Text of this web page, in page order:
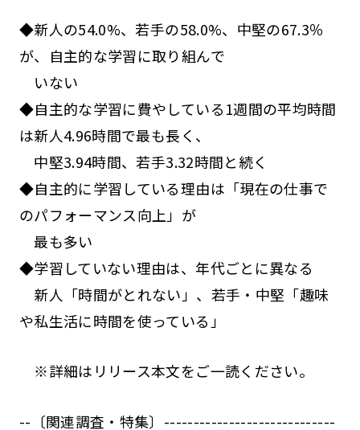
◆新人の54.0%、若手の58.0%、中堅の67.3％
が、自主的な学習に取り組んで
いない
◆自主的な学習に費やしている1週間の平均時間
は新人4.96時間で最も長く、
中堅3.94時間、若手3.32時間と続く
◆自主的に学習している理由は「現在の仕事で
のパフォーマンス向上」が
最も多い
◆学習していない理由は、年代ごとに異なる
新人「時間がとれない」、若手・中堅「趣味
や私生活に時間を使っている」
※詳細はリリース本文をご一読ください。
--〔関連調査・特集〕-----------------------------